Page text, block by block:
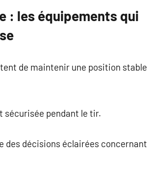
: les équipements qui
de maintenir une position stable
sécurisée pendant le tir.
des décisions éclairées concernant